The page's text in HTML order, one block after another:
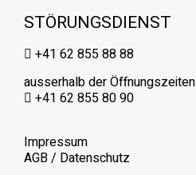
STÖRUNGSDIENST
+41 62 855 88 88
ausserhalb der Öffnungszeiten
+41 62 855 80 90
Impressum
AGB/ Datenschutz